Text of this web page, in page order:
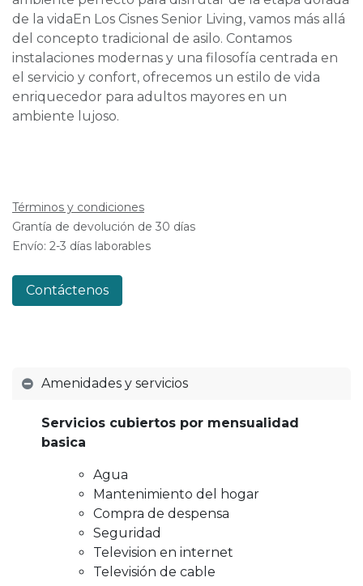
de la vidaEn Los Cisnes Senior Living, vamos más allá
del concepto tradicional de asilo. Contamos
instalaciones modernas y una filosofía centrada en
el servicio y confort, ofrecemos un estilo de vida
enriquecedor para adultos mayores en un
ambiente lujoso.
Términos y condiciones
Grantía de devolución de 30 días
Envío: 2-3 días laborables
Contáctenos
Amenidades y servicios
Servicios cubiertos por mensualidad
basica
Agua
Mantenimiento del hogar
Compra de despensa
Seguridad
Television en internet
Televisión de cable